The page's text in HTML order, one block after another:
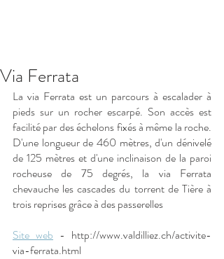
Via Ferrata
La via Ferrata est un parcours à escalader à
pieds sur un rocher escarpé. Son accès est
facilité par des échelons fixés à même la roche.
D'une longueur de 460 mètres, d'un dénivelé
de 125 mètres et d'une inclinaison de la paroi
rocheuse de 75 degrés, la via Ferrata
chevauche les cascades du torrent de Tière à
trois reprises grâce à des passerelles
Site web - http://www.valdilliez.ch/activite-
via-ferrata.html